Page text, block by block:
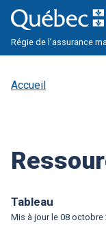
contenu
principal
Régie de l’assurance
Accueil
Tableau
Mis à jour le 08 octobre